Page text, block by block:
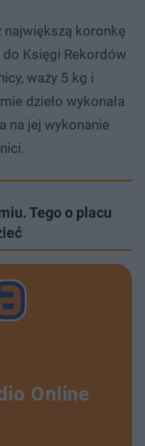
największą koronkę
Księgi Rekordów
waży 5 kg i
dzieło wykonała
na jej wykonanie
Tego o placu
Online